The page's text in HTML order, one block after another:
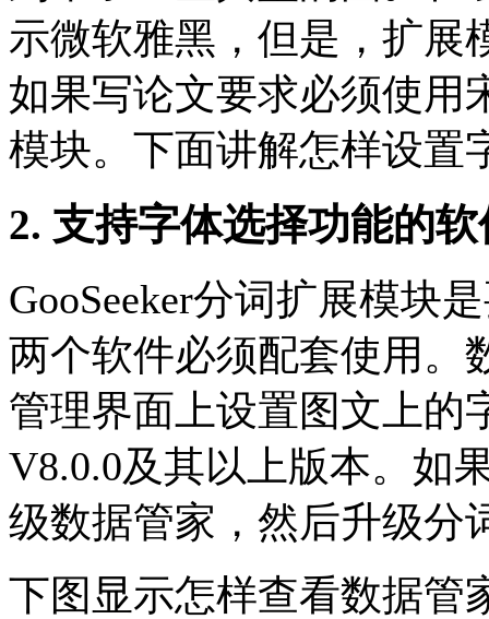
示微软雅黑，但是，扩展
如果写论文要求必须使用
模块。下面讲解怎样设置
2. 支持字体选择功能的
GooSeeker分词扩展模块
两个软件必须配套使用。
管理界面上设置图文上的
V8.0.0及其以上版本。如
级数据管家，然后升级分
下图显示怎样查看数据管